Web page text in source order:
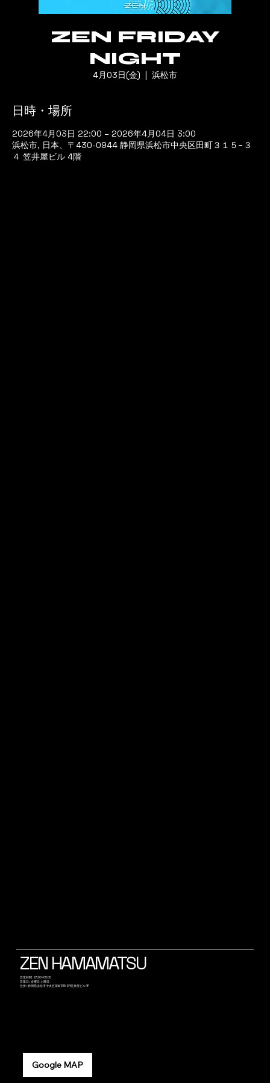
ZEN FRIDAY
NIGHT
4月03日(金)
  |
浜松市
日時・場所
2026年4月03日 22:00 – 2026年4月04日 3:00
浜松市, 日本、〒430-0944 静岡県浜松市中央区田町３１５−３
４ 笠井屋ビル 4階
Google MAP
ZEN HAMAMATSU
​営業時間 : 23:00~05:00
営業日 : 金曜日 土曜日
​住所 : 静岡県浜松市中央区田町315-34笠井屋ビル4F